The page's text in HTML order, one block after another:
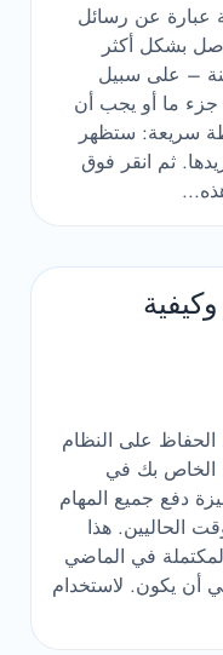
عبارة عن رسائل
بشكل أكثر
– على سبيل
جزء ما أو يجب أن
سريعة: ستظهر
ثم انقر فوق
الحفاظ على النظام
الخاص بك في
دفع جميع المهام
الحاليين. هذا
في الماضي
أن يكون. لاستخدام